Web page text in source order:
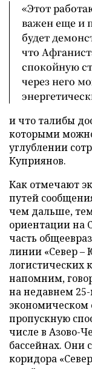
«Этот
важен еще и
будет
что
спокойную
через него
и что талибы
которыми
углублении
Куприянов.
Как отмечают
путей
чем дальше,
ориентации на
часть
линии «Север –
логистических
напомним,
на недавнем
пропускную
числе в Азово-
бассейнах. Они
коридора